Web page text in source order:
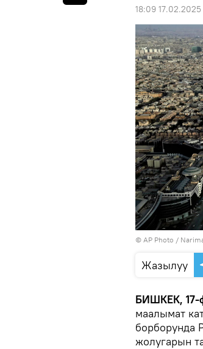
18:09 17.02.2025
© AP Photo /
Жазылуу
БИШКЕК, 17-
маалымат
борборунда
жолугарын